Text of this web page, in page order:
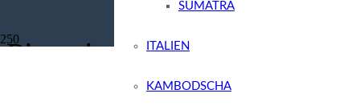
SUMATRA
ITALIEN
KAMBODSCHA
Pizza in Pisa